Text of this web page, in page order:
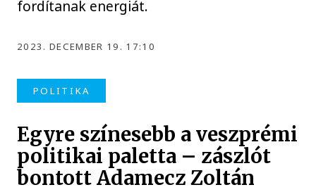
fordítanak energiát.
2023. DECEMBER 19. 17:10
POLITIKA
Egyre színesebb a veszprémi
politikai paletta – zászlót
bontott Adamecz Zoltán